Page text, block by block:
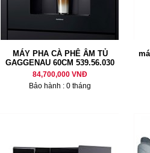
MÁY PHA CÀ PHÊ ÂM TỦ
GAGGENAU 60CM 539.56.030
84,700,000 VNĐ
Bảo hành : 0 tháng